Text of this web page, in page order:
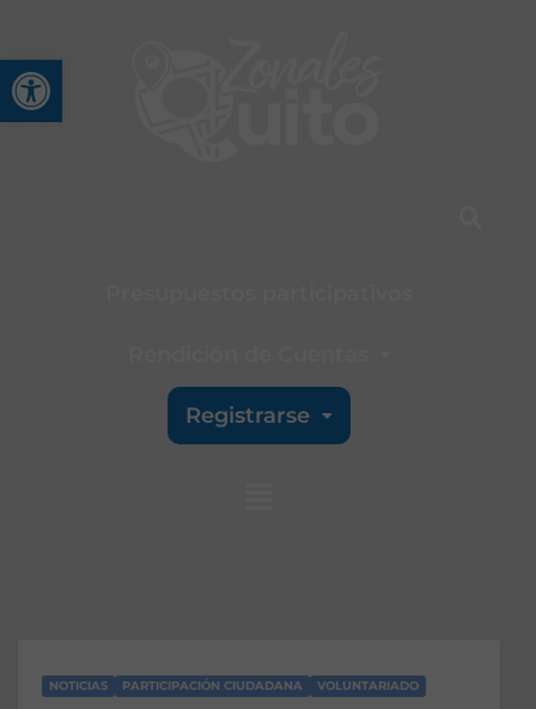
Abrir barra de
Registrarse
NOTICIAS PARTICIPACIÓN CIUDADANA VOLUNTARIADO